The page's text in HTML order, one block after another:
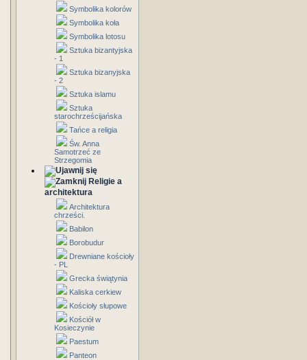
Symbolika kolorów
Symbolika koła
Symbolika lotosu
Sztuka bizantyjska
- 1
Sztuka bizanyjska
- 2
Sztuka islamu
Sztuka
starochrześcijańska
Tańce a religia
Św. Anna
Samotrzeć ze
Strzegomia
Religie a
architektura
Architektura
chrześci.
Babilon
Borobudur
Drewniane kościoły
- PL
Grecka świątynia
Kaliska cerkiew
Kościoły słupowe
Kościół w
Kosieczynie
Paestum
Panteon